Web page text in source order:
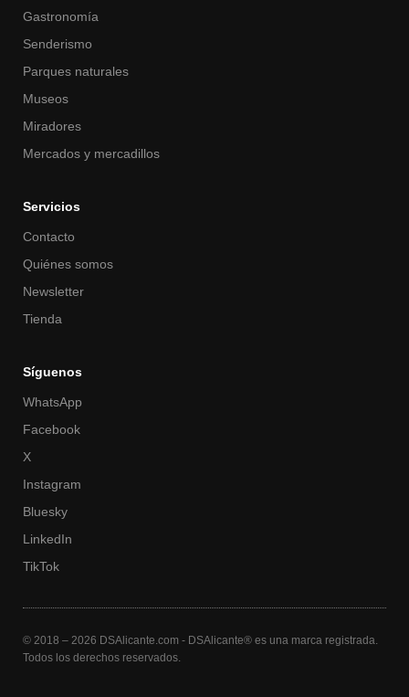
Gastronomía
Senderismo
Parques naturales
Museos
Miradores
Mercados y mercadillos
Servicios
Contacto
Quiénes somos
Newsletter
Tienda
Síguenos
WhatsApp
Facebook
X
Instagram
Bluesky
LinkedIn
TikTok
© 2018 – 2026 DSAlicante.com - DSAlicante® es una marca registrada.
Todos los derechos reservados.